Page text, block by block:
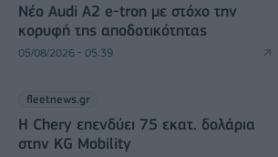
Νέο Audi A2 e-tron με στόχο την
κορυφή της αποδοτικότητας
05/08/2026 - 05:39
fleetnews.gr
Η Chery επενδύει 75 εκατ. δολάρια
στην KG Mobility